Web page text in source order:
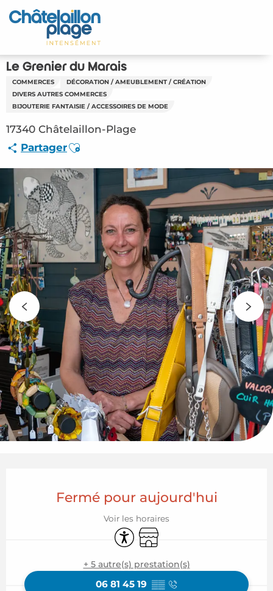
Aller
au
principal
Le Grenier du Marais
COMMERCES
DÉCORATION / AMEUBLEMENT / CRÉATION
DIVERS AUTRES COMMERCES
BIJOUTERIE FANTAISIE / ACCESSOIRES DE MODE
17340 Châtelaillon-Plage
PartagerAjouter aux favoris
Fermé pour aujourd'hui
Voir les horaires
Accessibilité
Boutique
+ 5 autre(s) prestation(s)
06 81 45 19 ▒▒